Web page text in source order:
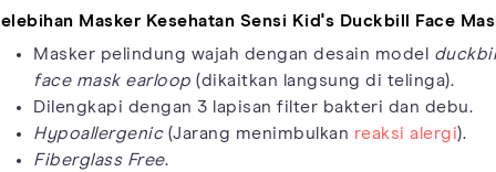
Masker Kesehatan Sensi Kid's Duckbill Face
Masker pelindung wajah dengan desain model
face mask earloop (dikaitkan langsung di telinga).
Dilengkapi dengan 3 lapisan filter bakteri dan debu.
Hypoallergenic(Jarang menimbulkan reaksi alergi).
Fiberglass Free.